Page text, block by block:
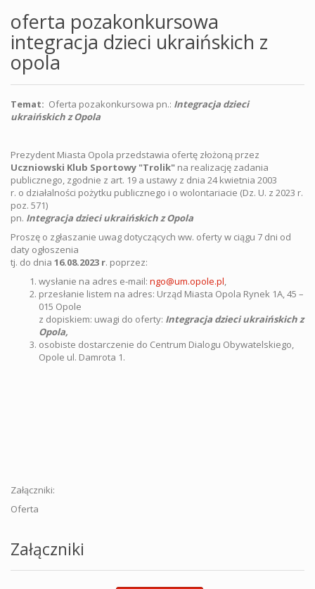
oferta pozakonkursowa
integracja dzieci ukraińskich z
opola
Temat: Oferta pozakonkursowa pn.: Integracja dzieci
ukraińskich z Opola
Prezydent Miasta Opola przedstawia ofertę złożoną przez
Uczniowski Klub Sportowy "Trolik" na realizację zadania
publicznego, zgodnie z art. 19 a ustawy z dnia 24 kwietnia 2003
r. o działalności pożytku publicznego i o wolontariacie (Dz. U. z 2023 r.
poz. 571)
pn. Integracja dzieci ukraińskich z Opola
Proszę o zgłaszanie uwag dotyczących ww. oferty w ciągu 7 dni od
daty ogłoszenia
tj. do dnia 16.08.2023 r. poprzez:
wysłanie na adres e-mail: ngo@um.opole.pl,
przesłanie listem na adres: Urząd Miasta Opola Rynek 1A, 45 –
015 Opole
z dopiskiem: uwagi do oferty: Integracja dzieci ukraińskich z
Opola,
osobiste dostarczenie do Centrum Dialogu Obywatelskiego,
Opole ul. Damrota 1.
Załączniki:
Oferta
Załączniki